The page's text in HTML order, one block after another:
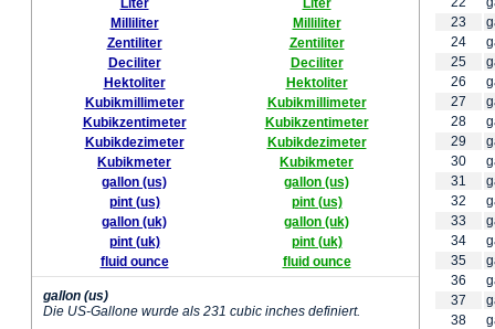
Liter
Milliliter
Zentiliter
Deciliter
Hektoliter
Kubikmillimeter
Kubikzentimeter
Kubikdezimeter
Kubikmeter
gallon (us)
pint (us)
gallon (uk)
pint (uk)
fluid ounce
Liter
Milliliter
Zentiliter
Deciliter
Hektoliter
Kubikmillimeter
Kubikzentimeter
Kubikdezimeter
Kubikmeter
gallon (us)
pint (us)
gallon (uk)
pint (uk)
fluid ounce
gallon (us)
Die US-Gallone wurde als 231 cubic inches definiert.
23
24
25
26
27
28
29
30
31
32
33
34
35
36
37
38